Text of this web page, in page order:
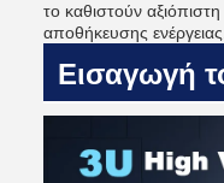
το καθιστούν
αποθήκευσης ενέργειας.
Εισαγωγή